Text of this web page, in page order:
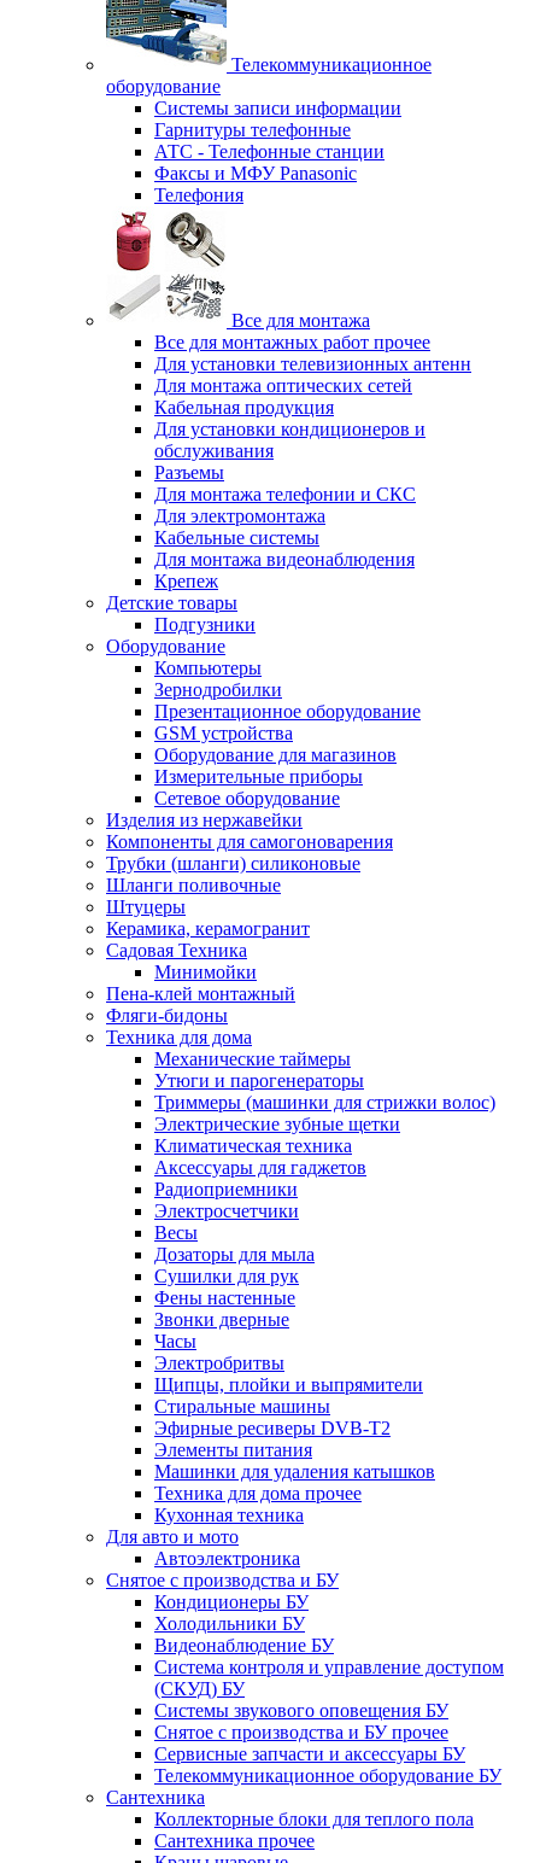
Телекоммуникационное
оборудование
Системы записи информации
Гарнитуры телефонные
АТС - Телефонные станции
Факсы и МФУ Panasonic
Телефония
Все для монтажа
Все для монтажных работ прочее
Для установки телевизионных антенн
Для монтажа оптических сетей
Кабельная продукция
Для установки кондиционеров и
обслуживания
Разъемы
Для монтажа телефонии и СКС
Для электромонтажа
Кабельные системы
Для монтажа видеонаблюдения
Крепеж
Детские товары
Подгузники
Оборудование
Компьютеры
Зернодробилки
Презентационное оборудование
GSM устройства
Оборудование для магазинов
Измерительные приборы
Сетевое оборудование
Изделия из нержавейки
Компоненты для самогоноварения
Трубки (шланги) силиконовые
Шланги поливочные
Штуцеры
Керамика, керамогранит
Садовая Техника
Минимойки
Пена-клей монтажный
Фляги-бидоны
Техника для дома
Механические таймеры
Утюги и парогенераторы
Триммеры (машинки для стрижки волос)
Электрические зубные щетки
Климатическая техника
Аксессуары для гаджетов
Радиоприемники
Электросчетчики
Весы
Дозаторы для мыла
Сушилки для рук
Фены настенные
Звонки дверные
Часы
Электробритвы
Щипцы, плойки и выпрямители
Стиральные машины
Эфирные ресиверы DVB-T2
Элементы питания
Машинки для удаления катышков
Техника для дома прочее
Кухонная техника
Для авто и мото
Автоэлектроника
Снятое с производства и БУ
Кондиционеры БУ
Холодильники БУ
Видеонаблюдение БУ
Система контроля и управление доступом
(СКУД) БУ
Системы звукового оповещения БУ
Снятое с производства и БУ прочее
Сервисные запчасти и аксессуары БУ
Телекоммуникационное оборудование БУ
Сантехника
Коллекторные блоки для теплого пола
Сантехника прочее